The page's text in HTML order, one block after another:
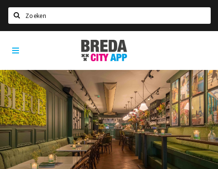
Home
Agenda
Deals
Party pics
Nieuws, interviews & blogs
Eten
Drinken
Breda
City
App